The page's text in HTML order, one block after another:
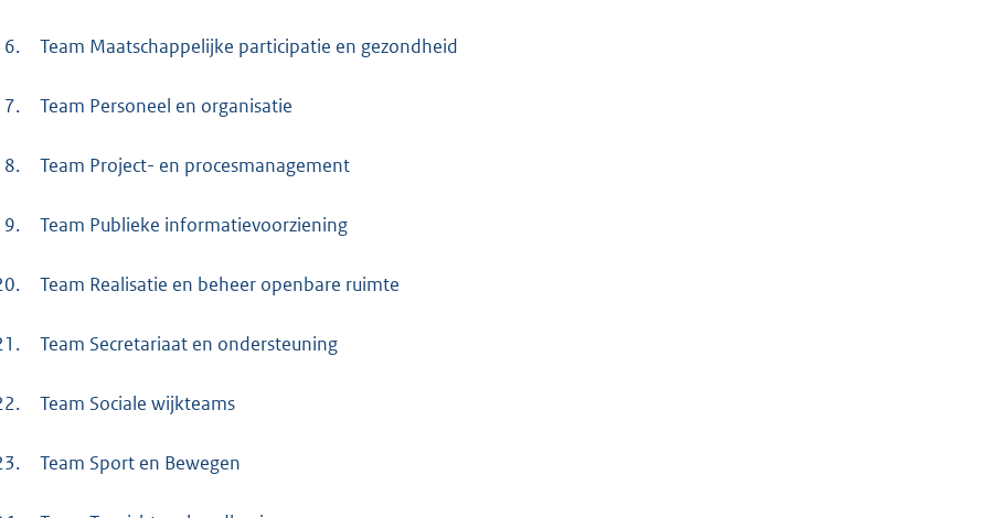
Team Maatschappelijke participatie en gezondheid
Team Personeel en organisatie
Team Project- en procesmanagement
Team Publieke informatievoorziening
Team Realisatie en beheer openbare ruimte
Team Secretariaat en ondersteuning
Team Sociale wijkteams
Team Sport en Bewegen